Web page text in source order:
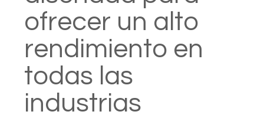
ofrecer un alto
rendimiento en
todas las
industrias